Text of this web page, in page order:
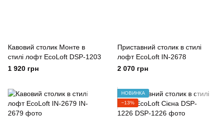
Кавовий столик Монте в
стилі лофт EcoLoft DSP-1203
1 920 грн
Приставний столик в стилі
лофт EcoLoft IN-2678
2 070 грн
НОВИНКА
−13%